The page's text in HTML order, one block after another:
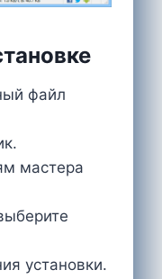
файл
мастера
установки.